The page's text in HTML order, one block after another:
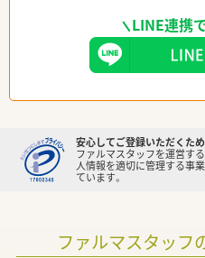
LINE連携
安心してご登録いただくた
ファルマスタッフを運営する
人情報を適切に管理する事
ています。
ファルマスタッフ